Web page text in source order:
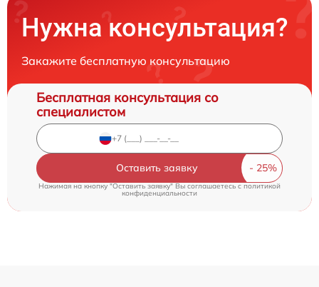
Нужна консультация?
Закажите бесплатную консультацию
Бесплатная консультация со
специалистом
Оставить заявку
Нажимая на кнопку "Оставить заявку" Вы соглашаетесь cполитикой
конфиденциальности